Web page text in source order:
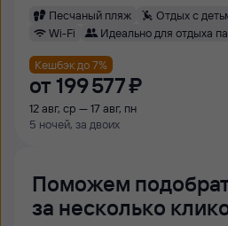
Песчаный пляж Отдых с
Wi-Fi
Идеально для отдыха
Кешбэк до 7%
от 199 ⁠577 ⁠₽
12 авг, ср — 17 авг, пн
5 ночей, за двоих
Поможем
за несколько